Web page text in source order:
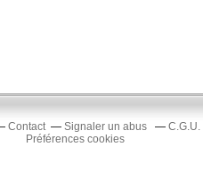
Contact Signaler un abus C.G.U.
Préférences cookies